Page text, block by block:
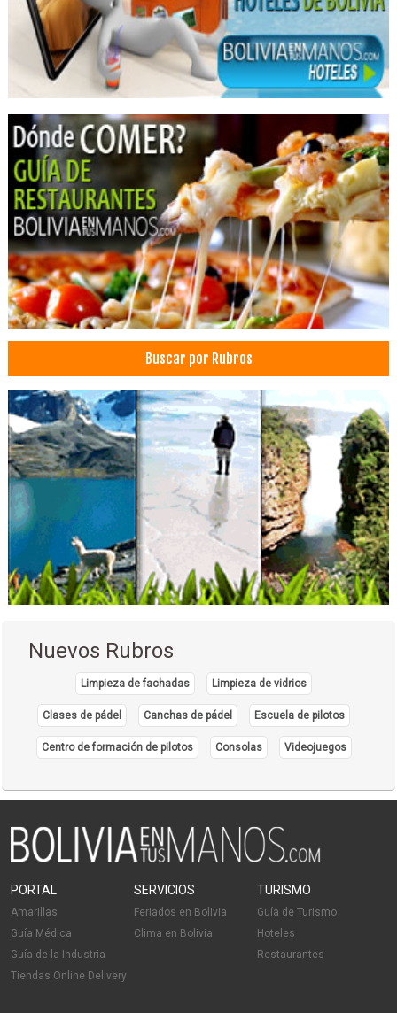
Auxilio Médico
Inyectables
Fabricas de Muebles
Industria de Muebles
Muebles para Dormitorio
Muebles para niños
Mueblerías
Muebles de Oficina
Muebles Metálicos
Muebles de Melamina
Muebles de Cocina
Muebles
Cirujanos plásticos
Cirugías de Nariz
Médicos Cirujanos Plásticos, Estéticos y Reparadores
Médicos Alergólogos
Médicos Pediatras
Ginecología
Médicos Ginecólogos y Obstetras
Médico ginecólogo
Universidades
Universidades privadas
Médico Cirujano
Médicos Veterinarios
Buscar por Rubros
Nuevos Rubros
Limpieza de fachadas Limpieza de vidrios
Clases de pádel Canchas de pádel Escuela de pilotos
Centro de formación de pilotos Consolas Videojuegos
PORTAL
Amarillas
Guía Médica
Guía de la Industria
Tiendas Online Delivery
SERVICIOS
Feriados en Bolivia
Clima en Bolivia
TURISMO
Guía de Turismo
Hoteles
Restaurantes